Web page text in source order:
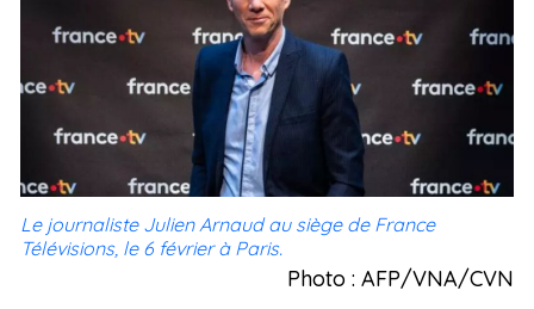
Le journaliste Julien Arnaud au siège de France
Télévisions, le 6 février à Paris.
Photo : AFP/VNA/CVN